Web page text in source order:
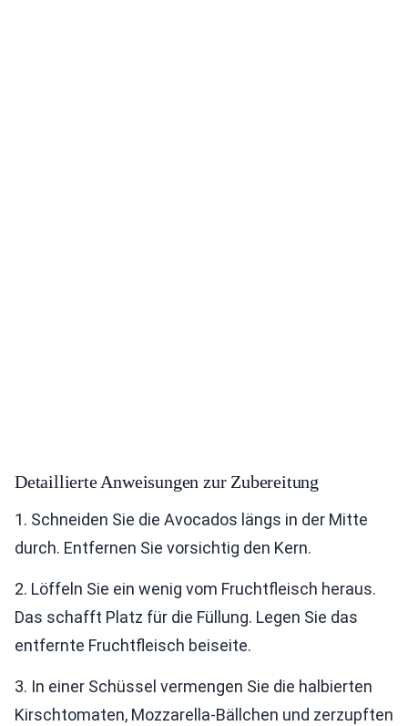
Detaillierte Anweisungen zur Zubereitung
1. Schneiden Sie die Avocados längs in der Mitte
durch. Entfernen Sie vorsichtig den Kern.
2. Löffeln Sie ein wenig vom Fruchtfleisch heraus.
Das schafft Platz für die Füllung. Legen Sie das
entfernte Fruchtfleisch beiseite.
3. In einer Schüssel vermengen Sie die halbierten
Kirschtomaten, Mozzarella-Bällchen und zerzupften